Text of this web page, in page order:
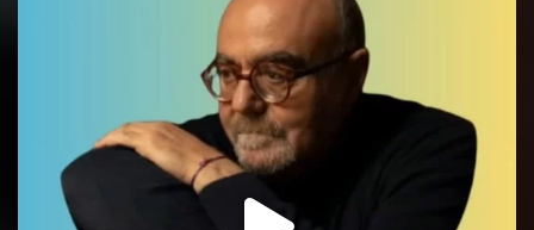
Día de la Cultura Nacional
Dialogamos con el humorista Conrado Geiger
#radio#cultura #nacional #identidad #arteargentino
X